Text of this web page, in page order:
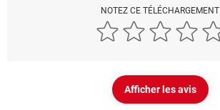
NOTEZ CE TÉLÉCHARGEMENT
Afficher les avis